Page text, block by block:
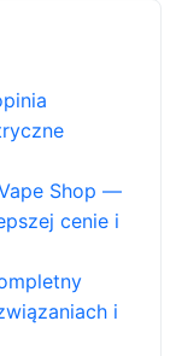
Shop —
cenie i
i